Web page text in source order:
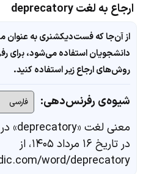
ارجاع به لغت deprecatory
از آن‌جا که فست‌دیکشنری به عنوان
دانشجویان استفاده می‌شود، برای
روش‌های ارجاع زیر استفاده کنید.
شیوه‌ی رفرنس‌دهی:
معنی لغت «deprecatory» در
در تاریخ ۱۶ مرداد ۱۴۰۵، از
word/deprecatory